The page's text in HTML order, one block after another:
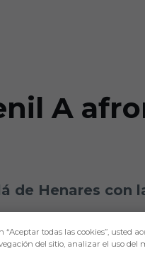
A
de Henares
“Aceptar todas las cookies”, usted
del sitio, analizar el uso del